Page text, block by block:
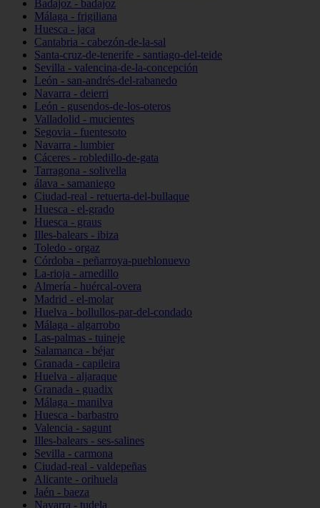
Badajoz - badajoz
Málaga - frigiliana
Huesca - jaca
Cantabria - cabezón-de-la-sal
Santa-cruz-de-tenerife - santiago-del-teide
Sevilla - valencina-de-la-concepción
León - san-andrés-del-rabanedo
Navarra - deierri
León - gusendos-de-los-oteros
Valladolid - mucientes
Segovia - fuentesoto
Navarra - lumbier
Cáceres - robledillo-de-gata
Tarragona - solivella
álava - samaniego
Ciudad-real - retuerta-del-bullaque
Huesca - el-grado
Huesca - graus
Illes-balears - ibiza
Toledo - orgaz
Córdoba - peñarroya-pueblonuevo
La-rioja - arnedillo
Almería - huércal-overa
Madrid - el-molar
Huelva - bollullos-par-del-condado
Málaga - algarrobo
Las-palmas - tuineje
Salamanca - béjar
Granada - capileira
Huelva - aljaraque
Granada - guadix
Málaga - manilva
Huesca - barbastro
Valencia - sagunt
Illes-balears - ses-salines
Sevilla - carmona
Ciudad-real - valdepeñas
Alicante - orihuela
Jaén - baeza
Navarra - tudela